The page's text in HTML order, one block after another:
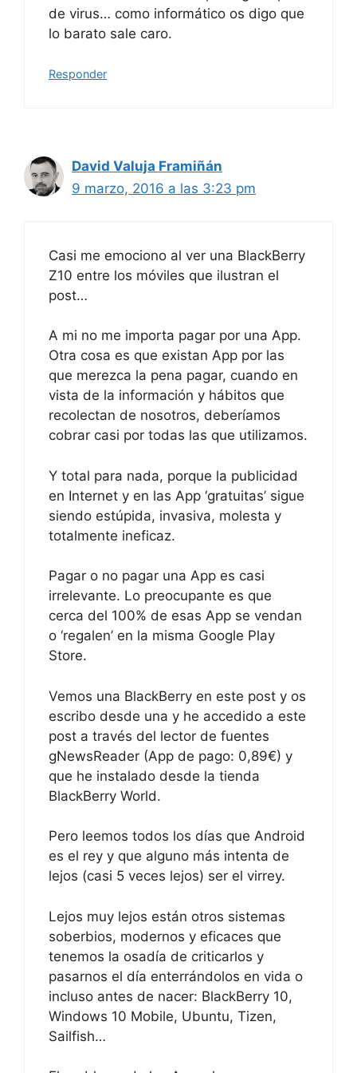
de virus… como informático os digo que
lo barato sale caro.
Responder
David Valuja Framiñán
9 marzo, 2016 a las 3:23 pm
Casi me emociono al ver una BlackBerry
Z10 entre los móviles que ilustran el
post…
A mi no me importa pagar por una App.
Otra cosa es que existan App por las
que merezca la pena pagar, cuando en
vista de la información y hábitos que
recolectan de nosotros, deberíamos
cobrar casi por todas las que utilizamos.
Y total para nada, porque la publicidad
en Internet y en las App ‘gratuitas’ sigue
siendo estúpida, invasiva, molesta y
totalmente ineficaz.
Pagar o no pagar una App es casi
irrelevante. Lo preocupante es que
cerca del 100% de esas App se vendan
o ‘regalen’ en la misma Google Play
Store.
Vemos una BlackBerry en este post y os
escribo desde una y he accedido a este
post a través del lector de fuentes
gNewsReader (App de pago: 0,89€) y
que he instalado desde la tienda
BlackBerry World.
Pero leemos todos los días que Android
es el rey y que alguno más intenta de
lejos (casi 5 veces lejos) ser el virrey.
Lejos muy lejos están otros sistemas
soberbios, modernos y eficaces que
tenemos la osadía de criticarlos y
pasarnos el día enterrándolos en vida o
incluso antes de nacer: BlackBerry 10,
Windows 10 Mobile, Ubuntu, Tizen,
Sailfish…